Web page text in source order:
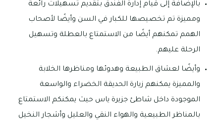
بالإضافة إلى قيام إدارة الفندق بتقديم تسهيلات رائعة
ومميزة تم تخصيصها للكبار في السن وأيضًا لأصحاب
الهمم تمكنهم أيضًا من الاستمتاع بالعطلة وتسهيل
الرحلة عليهم.
وأيضًا لعشاق الطبيعة وهدوئها ومناظرها الخلابة
والمميزة يمكنهم زيارة الحديقة الخضراء والواسعة
الموجودة داخل شاطئ جزيرة ياس حيث يمكنكم الاستمتاع
بالمناظر الطبيعية والهواء النقي والعليل وأشجار النخيل